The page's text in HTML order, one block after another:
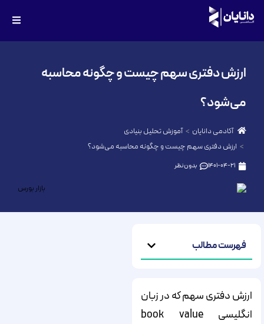
ارزش دفتری سهم چیست و چگونه محاسبه
می‌شود؟
آکادمی دانایان
آموزش تحلیل بنیادی
ارزش دفتری سهم چیست و چگونه محاسبه می‌شود؟
1401-04-21 بدون نظر
فهرست مطالب
ارزش دفتری سهم که در زبان
انگلیسی book value